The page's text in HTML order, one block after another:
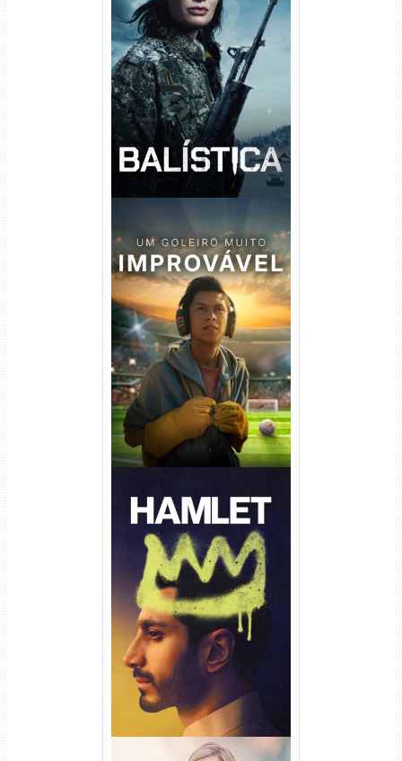
Balística Torrent (2025) WEB-
DL 1080p Dual Áudio
Um Goleiro Muito Improvável
Torrent (2026) WEB-DL 1080p
Dual Áudio
Hamlet Torrent (2026) WEB-
DL 1080p Dual Áudio